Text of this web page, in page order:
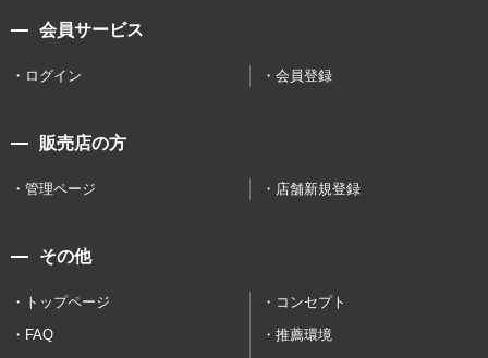
会員サービス
ログイン 会員登録
販売店の方
管理ページ 店舗新規登録
その他
トップページ
コンセプト
FAQ
推薦環境